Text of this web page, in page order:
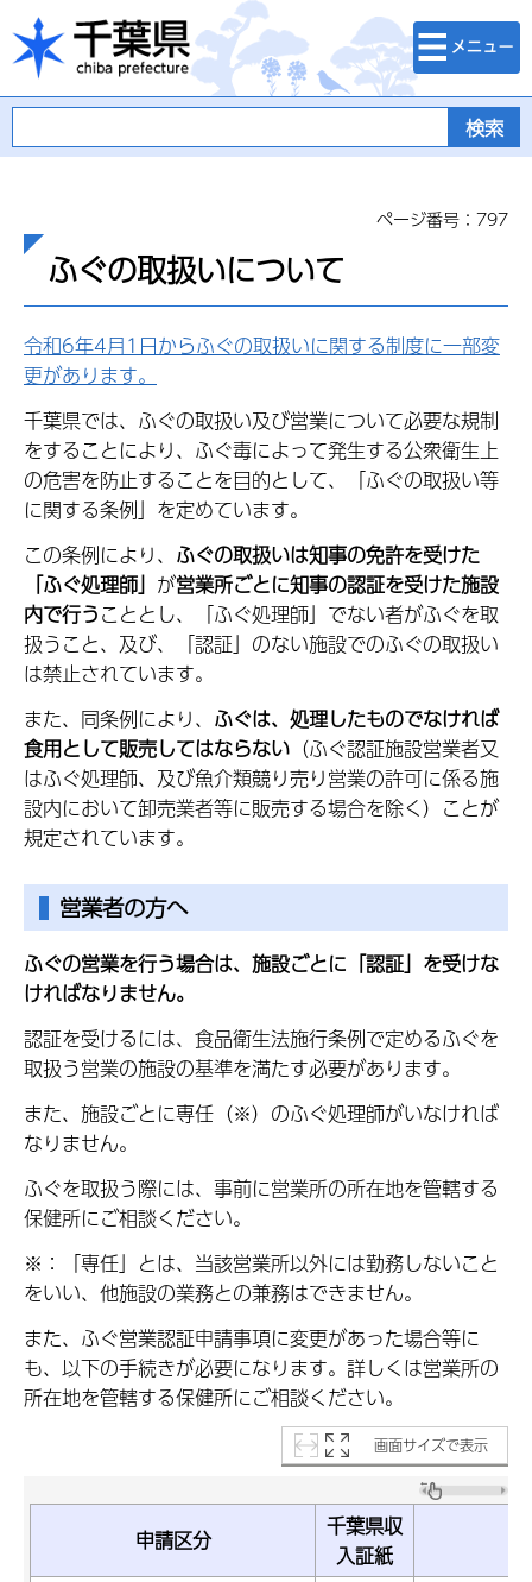
千葉県
検索・メニュ
ー
ページ番号：797
ふぐの取扱いについて
令和6年4月1日からふぐの取扱いに関する制度に一部変
更があります。
千葉県では、ふぐの取扱い及び営業について必要な規制
をすることにより、ふぐ毒によって発生する公衆衛生上
の危害を防止することを目的として、「ふぐの取扱い等
に関する条例」を定めています。
この条例により、 ふぐの取扱いは知事の免許を受けた
「ふぐ処理師」 が営業所ごとに知事の認証を受けた施設
内で行うこととし、「ふぐ処理師」でない者がふぐを取
扱うこと、及び、「認証」のない施設でのふぐの取扱い
は禁止されています。
また、同条例により、 ふぐは、処理したものでなければ
食用として販売してはならない （ふぐ認証施設営業者又
はふぐ処理師、及び魚介類競り売り営業の許可に係る施
設内において卸売業者等に販売する場合を除く）ことが
規定されています。
営業者の方へ
ふぐの営業を行う場合は、施設ごとに「認証」を受けな
ければなりません。
認証を受けるには、食品衛生法施行条例で定めるふぐを
取扱う営業の施設の基準を満たす必要があります。
また、施設ごとに専任（※）のふぐ処理師がいなければ
なりません。
ふぐを取扱う際には、事前に営業所の所在地を管轄する
保健所にご相談ください。
※：「専任」とは、当該営業所以外には勤務しないこと
をいい、他施設の業務との兼務はできません。
また、ふぐ営業認証申請事項に変更があった場合等に
も、以下の手続きが必要になります。詳しくは営業所の
所在地を管轄する保健所にご相談ください。
画面サイズで表示
申請区分
千葉県収
入証紙